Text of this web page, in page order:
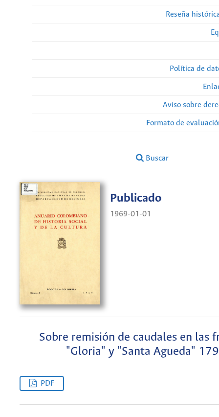
Reseña
Política de
Aviso sobre
Formato de
Buscar
Publicado
1969-01-01
Sobre remisión de caudales en las
"Gloria" y "Santa Agueda"
PDF